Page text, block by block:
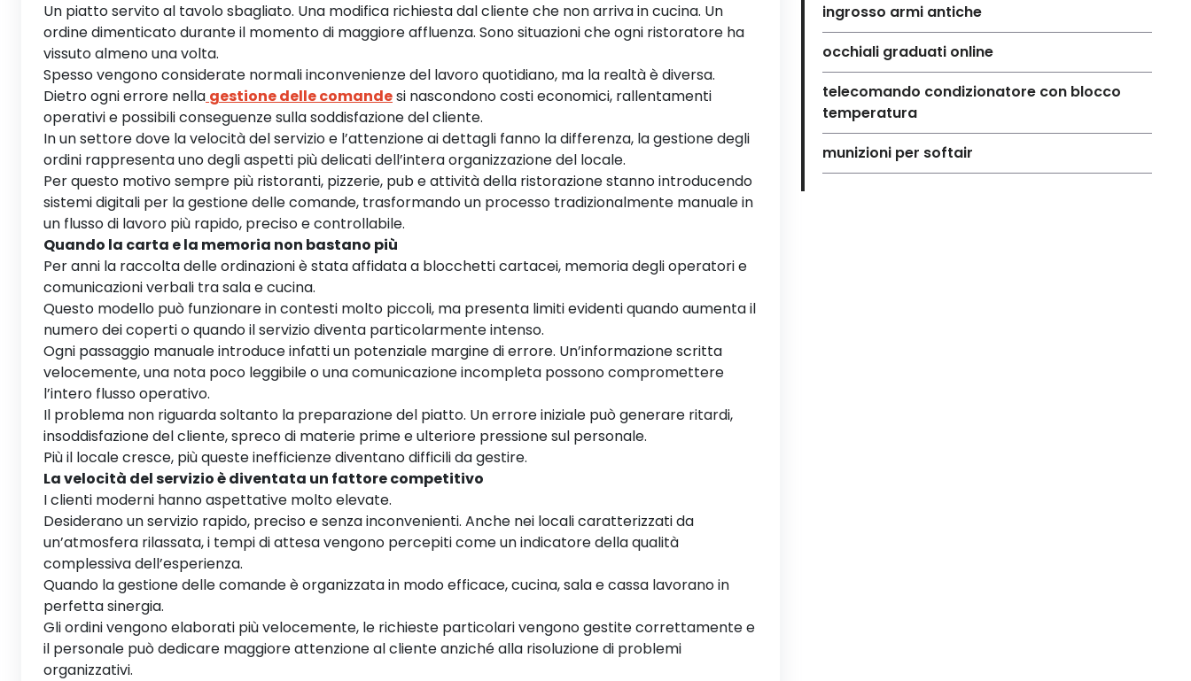
Un piatto servito al tavolo sbagliato. Una modifica richiesta dal cliente che non arriva in cucina. Un
ordine dimenticato durante il momento di maggiore affluenza. Sono situazioni che ogni ristoratore ha
vissuto almeno una volta.
Spesso vengono considerate normali inconvenienze del lavoro quotidiano, ma la realtà è diversa.
Dietro ogni errore nella gestione delle comandesi nascondono costi economici, rallentamenti
operativi e possibili conseguenze sulla soddisfazione del cliente.
In un settore dove la velocità del servizio e l’attenzione ai dettagli fanno la differenza, la gestione degli
ordini rappresenta uno degli aspetti più delicati dell’intera organizzazione del locale.
Per questo motivo sempre più ristoranti, pizzerie, pub e attività della ristorazione stanno introducendo
sistemi digitali per la gestione delle comande, trasformando un processo tradizionalmente manuale in
un flusso di lavoro più rapido, preciso e controllabile.
Quando la carta e la memoria non bastano più
Per anni la raccolta delle ordinazioni è stata affidata a blocchetti cartacei, memoria degli operatori e
comunicazioni verbali tra sala e cucina.
Questo modello può funzionare in contesti molto piccoli, ma presenta limiti evidenti quando aumenta il
numero dei coperti o quando il servizio diventa particolarmente intenso.
Ogni passaggio manuale introduce infatti un potenziale margine di errore. Un’informazione scritta
velocemente, una nota poco leggibile o una comunicazione incompleta possono compromettere
l’intero flusso operativo.
Il problema non riguarda soltanto la preparazione del piatto. Un errore iniziale può generare ritardi,
insoddisfazione del cliente, spreco di materie prime e ulteriore pressione sul personale.
Più il locale cresce, più queste inefficienze diventano difficili da gestire.
La velocità del servizio è diventata un fattore competitivo
I clienti moderni hanno aspettative molto elevate.
Desiderano un servizio rapido, preciso e senza inconvenienti. Anche nei locali caratterizzati da
un’atmosfera rilassata, i tempi di attesa vengono percepiti come un indicatore della qualità
complessiva dell’esperienza.
Quando la gestione delle comande è organizzata in modo efficace, cucina, sala e cassa lavorano in
perfetta sinergia.
Gli ordini vengono elaborati più velocemente, le richieste particolari vengono gestite correttamente e
il personale può dedicare maggiore attenzione al cliente anziché alla risoluzione di problemi
organizzativi.
ingrosso armi antiche
occhiali graduati online
telecomando condizionatore con blocco
temperatura
munizioni per softair